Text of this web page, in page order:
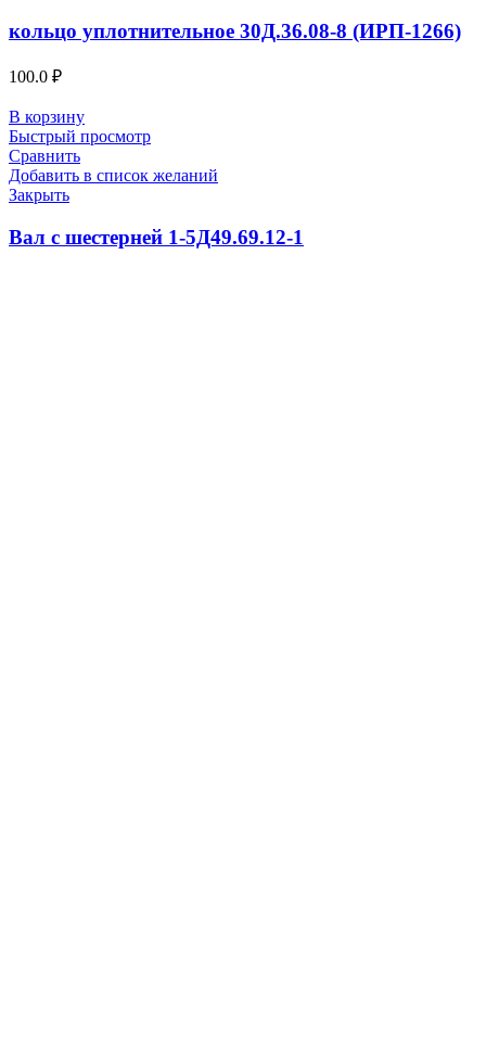
кольцо уплотнительное 30Д.36.08-8 (ИРП-1266)
100.0 ₽
В корзину
Быстрый просмотр
Сравнить
Добавить в список желаний
Закрыть
Вал с шестерней 1-5Д49.69.12-1